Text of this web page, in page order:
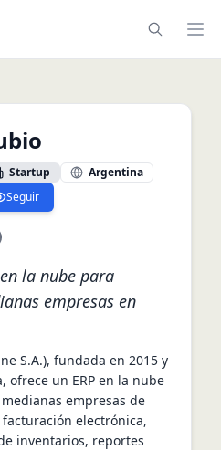
Startup
Argentina
Seguir
xubio.com/
la nube para
empresas en
S.A.), fundada en 2015 y
ofrece un ERP en la nube
empresas de
electrónica,
inventarios, reportes